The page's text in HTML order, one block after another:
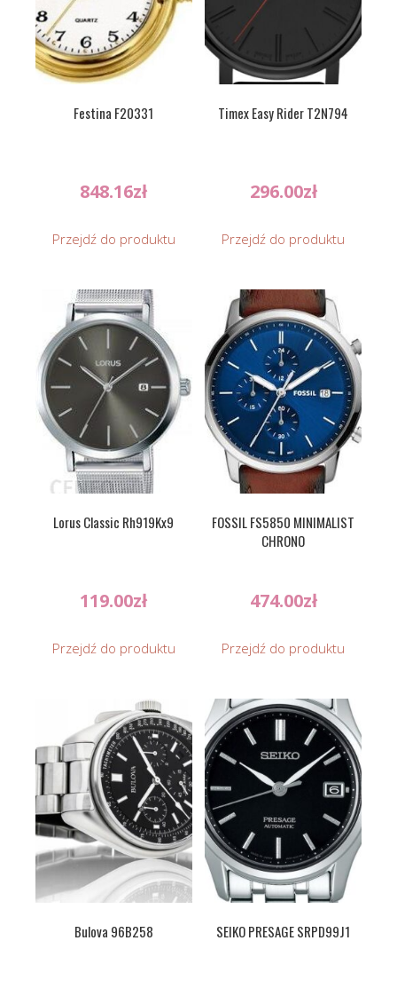
Festina F20331
848.16zł
Przejdź do produktu
Timex Easy Rider T2N794
296.00zł
Przejdź do produktu
Lorus Classic Rh919Kx9
119.00zł
Przejdź do produktu
FOSSIL FS5850 MINIMALIST
CHRONO
474.00zł
Przejdź do produktu
Bulova 96B258 SEIKO PRESAGE SRPD99J1